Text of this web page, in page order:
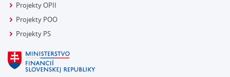
Projekty OPII
Projekty POO
Projekty PS